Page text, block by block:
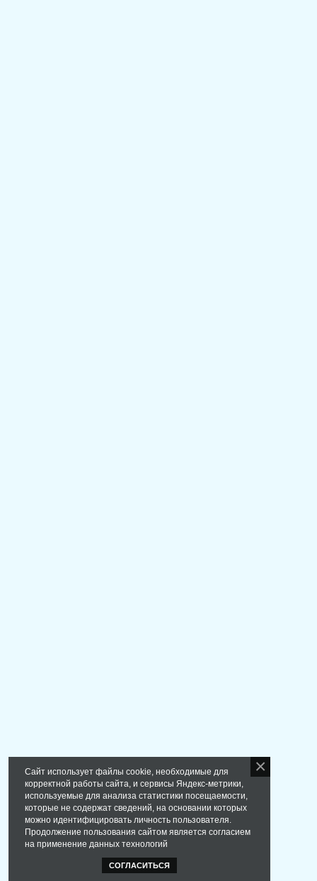
Сайт использует файлы cookie, необходимые для
корректной работы сайта, и сервисы Яндекс-метрики,
используемые для анализа статистики посещаемости,
которые не содержат сведений, на основании которых
можно идентифицировать личность пользователя.
Продолжение пользования сайтом является согласием
на применение данных технологий
СОГЛАСИТЬСЯ